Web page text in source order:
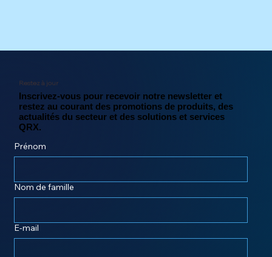
Restez à jour
Inscrivez-vous pour recevoir notre newsletter et
restez au courant des promotions de produits, des
actualités du secteur et des solutions et services
QRX.
Prénom
Nom de famille
E-mail